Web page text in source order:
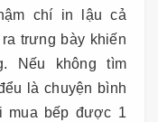
chí in lậu cả
trưng bày khiến
Nếu không tìm
là chuyện bình
mua bếp được 1